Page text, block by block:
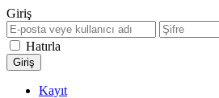
Giriş
Hatırla
Kayıt